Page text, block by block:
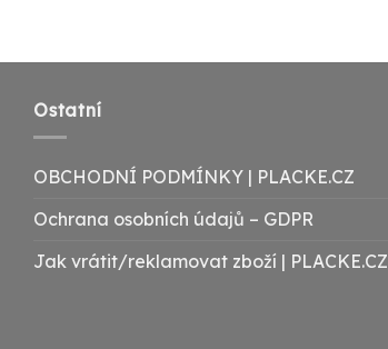
Ostatní
OBCHODNÍ PODMÍNKY | PLACKE.CZ
Ochrana osobních údajů – GDPR
Jak vrátit/reklamovat zboží | PLACKE.CZ